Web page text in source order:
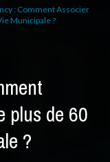
: Comment Associer
Municipale ?
plus de 60
?